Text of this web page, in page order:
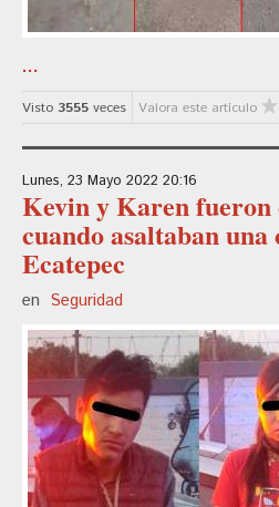
...
Visto 3555 veces Valora este artículo
Lunes, 23 Mayo 2022 20:16
Kevin y Karen fueron
cuando asaltaban una
Ecatepec
en Seguridad